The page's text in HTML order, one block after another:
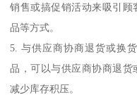
销售或搞促销活动来吸引
品等方式。
5. 与供应商协商退货或换
品，可以与供应商协商退货
减少库存积压。